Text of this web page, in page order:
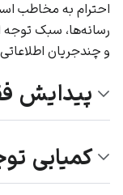
احترام به مخاطب
رسانه‌ها، سبک توجه
و چندجریان
پیدایش
کمیابی